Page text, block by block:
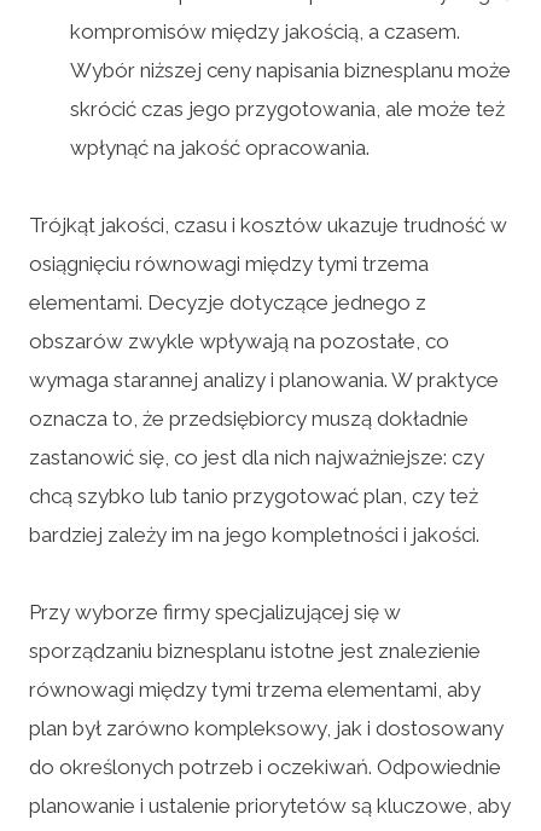
kompromisów między jakością, a czasem.
Wybór niższej ceny napisania biznesplanu może
skrócić czas jego przygotowania, ale może też
wpłynąć na jakość opracowania.
Trójkąt jakości, czasu i kosztów ukazuje trudność w
osiągnięciu równowagi między tymi trzema
elementami. Decyzje dotyczące jednego z
obszarów zwykle wpływają na pozostałe, co
wymaga starannej analizy i planowania. W praktyce
oznacza to, że przedsiębiorcy muszą dokładnie
zastanowić się, co jest dla nich najważniejsze: czy
chcą szybko lub tanio przygotować plan, czy też
bardziej zależy im na jego kompletności i jakości.
Przy wyborze firmy specjalizującej się w
sporządzaniu biznesplanu istotne jest znalezienie
równowagi między tymi trzema elementami, aby
plan był zarówno kompleksowy, jak i dostosowany
do określonych potrzeb i oczekiwań. Odpowiednie
planowanie i ustalenie priorytetów są kluczowe, aby